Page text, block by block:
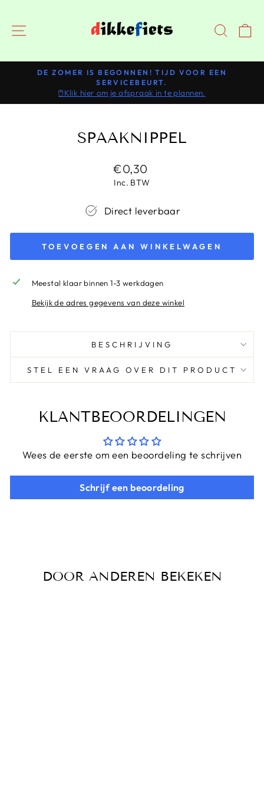
Pauzeer
slideshow
DE ZOMER IS BEGONNEN! TIJD VOOR EEN
SERVICEBEURT.
🖱️Klik hier om je afspraak in te plannen.
SPAAKNIPPEL
Normale
prijs
€0,30
Inc. BTW
Direct leverbaar
TOEVOEGEN AAN WINKELWAGEN
Meestal klaar binnen 1-3 werkdagen
Bekijk de adres gegevens van deze winkel
BESCHRIJVING
STEL EEN VRAAG OVER DIT PRODUCT
KLANTBEOORDELINGEN
Wees de eerste om een beoordeling te schrijven
Schrijf een beoordeling
DOOR ANDEREN BEKEKEN